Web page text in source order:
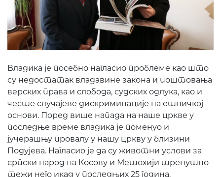
Владика је посебно нагласио проблеме као што
су недостатак владавине закона и поштовања
верских права и слобода, судских одлука, као и
честе случајеве дискриминације на етничкој
основи. Поред више напада на наше цркве у
последње време владика је поменуо и
јучерашњу провалу у нашу цркву у близини
Подујева. Нагласио је да су животни услови за
српски народ на Косову и Метохији тренутно
тежи него икад у последњих 25 година.